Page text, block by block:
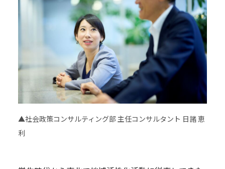
▲社会政策コンサルティング部 主任コンサルタント 日諸 恵
利